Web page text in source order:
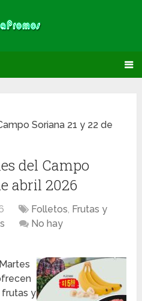
Soriana 21 y 22 de
del Campo
abril 2026
Folletos, Frutas y
No hay
y